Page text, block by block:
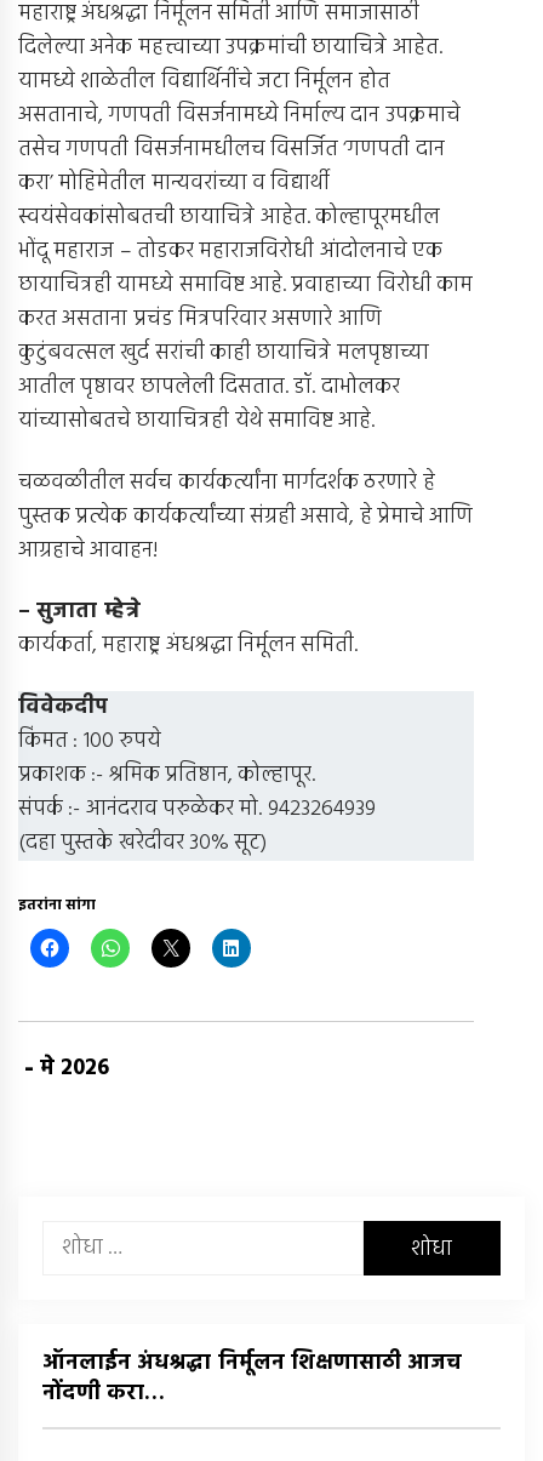
महाराष्ट्र अंधश्रद्धा निर्मूलन समिती आणि समाजासाठी
दिलेल्या अनेक महत्त्वाच्या उपक्रमांची छायाचित्रे आहेत.
यामध्ये शाळेतील विद्यार्थिनींचे जटा निर्मूलन होत
असतानाचे, गणपती विसर्जनामध्ये निर्माल्य दान उपक्रमाचे
तसेच गणपती विसर्जनामधीलच विसर्जित ‘गणपती दान
करा’ मोहिमेतील मान्यवरांच्या व विद्यार्थी
स्वयंसेवकांसोबतची छायाचित्रे आहेत. कोल्हापूरमधील
भोंदू महाराज – तोडकर महाराजविरोधी आंदोलनाचे एक
छायाचित्रही यामध्ये समाविष्ट आहे. प्रवाहाच्या विरोधी काम
करत असताना प्रचंड मित्रपरिवार असणारे आणि
कुटुंबवत्सल खुर्द सरांची काही छायाचित्रे मलपृष्ठाच्या
आतील पृष्ठावर छापलेली दिसतात. डॉ. दाभोलकर
यांच्यासोबतचे छायाचित्रही येथे समाविष्ट आहे.
चळवळीतील सर्वच कार्यकर्त्यांना मार्गदर्शक ठरणारे हे
पुस्तक प्रत्येक कार्यकर्त्यांच्या संग्रही असावे, हे प्रेमाचे आणि
आग्रहाचे आवाहन!
– सुजाता म्हेत्रे
कार्यकर्ता, महाराष्ट्र अंधश्रद्धा निर्मूलन समिती.
विवेकदीप
किंमत : 100 रुपये
प्रकाशक :- श्रमिक प्रतिष्ठान, कोल्हापूर.
संपर्क :- आनंदराव परुळेकर मो. 9423264939
(दहा पुस्तके खरेदीवर ३०% सूट)
इतरांना सांगा
- मे 2026
यांचा
ऑनलाईन अंधश्रद्धा निर्मूलन शिक्षणासाठी आजच
नोंदणी करा…